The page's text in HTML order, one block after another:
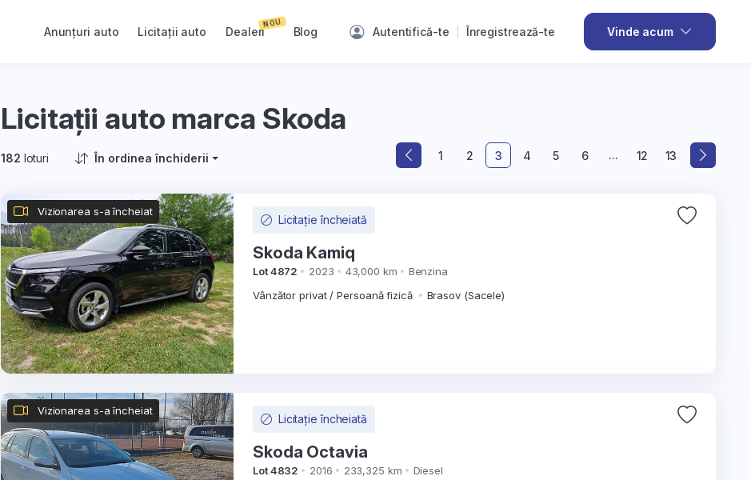
Anunțuri auto Licitații auto Dealeri
NOU
Blog Autentifică-te Înregistrează-te Vinde acum
Licitații auto marca Skoda
182 loturi În ordinea închiderii 1 2 3 4 5 6 ... 12 13
Vizionarea s-a încheiat
Licitație încheiată
Skoda Kamiq
Lot 4872 2023 43,000 km
Benzina
Vânzător privat / Persoană fizică
Brasov (Sacele)
Vizionarea s-a încheiat
Licitație încheiată
Skoda Octavia
Lot 4832 2016 233,325 km
Diesel